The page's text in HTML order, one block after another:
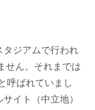
タジアムで行われ
せん。それまでは
呼ばれていまし
イト（中立地）